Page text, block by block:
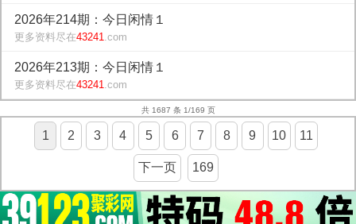
2026年214期：今日闲情１
更多资料尽在43241.com
2026年213期：今日闲情１
更多资料尽在43241.com
共 1687 条 1/169 页
1 2 3 4 5 6 7 8 9 10 11
下一页 169